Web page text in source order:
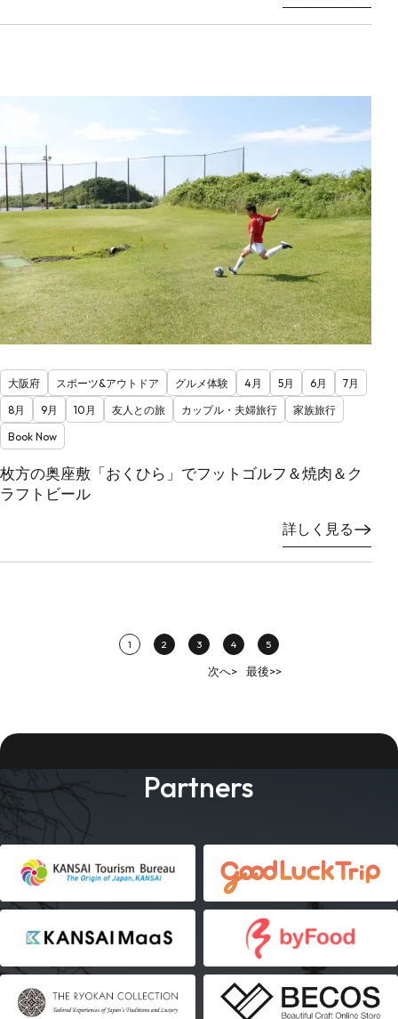
大阪府 スポーツ&アウトドア グルメ体験 4月 5月 6月
7月
8月
9月 10月 友人との旅 カップル・夫婦旅行
家族旅行
Book Now
枚方の奥座敷「おくひら」でフットゴルフ＆焼肉＆ク
ラフトビール
詳しく見る
1 2 3 4 5
次へ> 最後>>
Partners